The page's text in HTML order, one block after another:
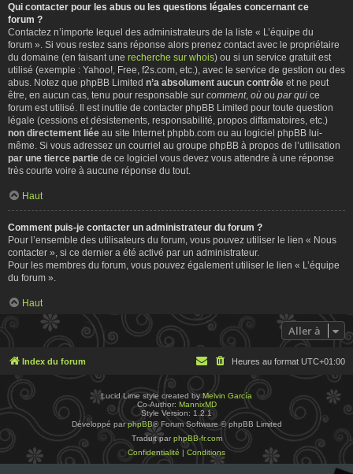
Qui contacter pour les abus ou les questions légales concernant ce
forum ?
Contactez n’importe lequel des administrateurs de la liste « L’équipe du
forum ». Si vous restez sans réponse alors prenez contact avec le propriétaire
du domaine (en faisant une recherche sur whois) ou si un service gratuit est
utilisé (exemple : Yahoo!, Free, f2s.com, etc.), avec le service de gestion ou des
abus. Notez que phpBB Limited n’a absolument aucun contrôle et ne peut
être, en aucun cas, tenu pour responsable sur comment, où ou par qui ce
forum est utilisé. Il est inutile de contacter phpBB Limited pour toute question
légale (cessions et désistements, responsabilité, propos diffamatoires, etc.)
non directement liée au site Internet phpbb.com ou au logiciel phpBB lui-
même. Si vous adressez un courriel au groupe phpBB à propos de l’utilisation
par une tierce partie de ce logiciel vous devez vous attendre à une réponse
très courte voire à aucune réponse du tout.
Haut
Comment puis-je contacter un administrateur du forum ?
Pour l’ensemble des utilisateurs du forum, vous pouvez utiliser le lien « Nous
contacter », si ce dernier a été activé par un administrateur.
Pour les membres du forum, vous pouvez également utiliser le lien « L’équipe
du forum ».
Haut
Aller à
Index du forum Heures au format UTC+01:00
Lucid Lime style created byMelvin García
Co-Author: MannixMD
Style Version: 1.2.1
Développé parphpBB® Forum Software © phpBB Limited
Traduit par phpBB-fr.com
Confidentialité | Conditions